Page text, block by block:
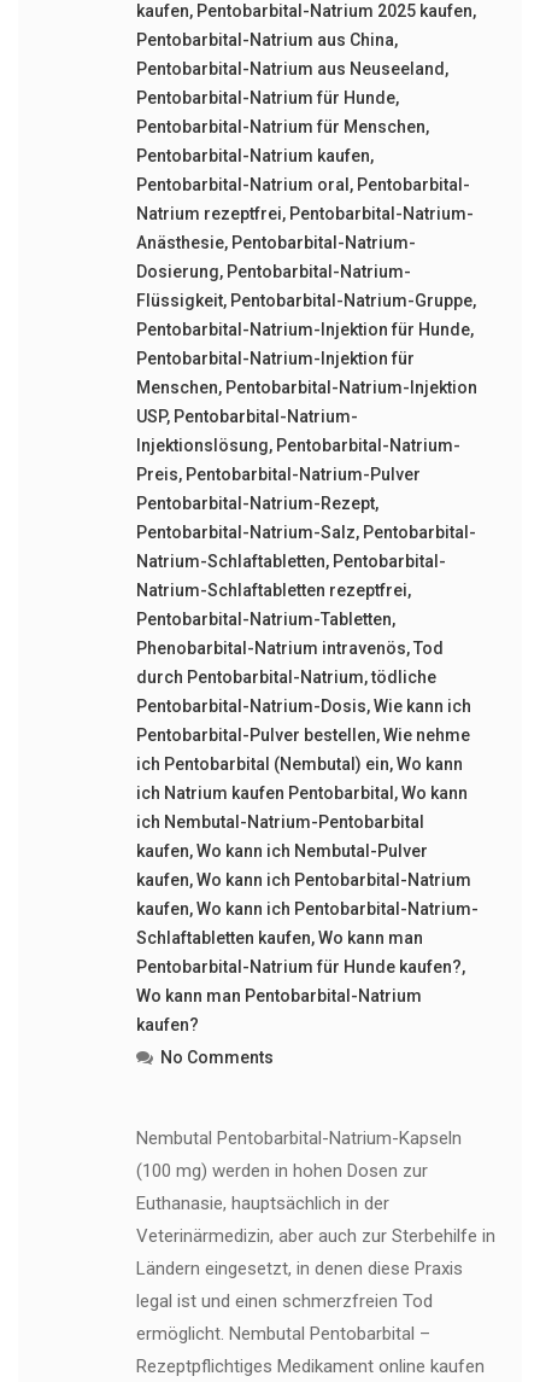
kaufen, Pentobarbital-Natrium 2025 kaufen,
Pentobarbital-Natrium aus China,
Pentobarbital-Natrium aus Neuseeland ,
Pentobarbital-Natrium für Hunde,
Pentobarbital-Natrium für Menschen,
Pentobarbital-Natrium kaufen,
Pentobarbital-Natrium oral , Pentobarbital-
Natrium rezeptfrei, Pentobarbital-Natrium-
Anästhesie, Pentobarbital-Natrium-
Dosierung, Pentobarbital-Natrium-
Flüssigkeit, Pentobarbital-Natrium-Gruppe,
Pentobarbital-Natrium-Injektion für Hunde,
Pentobarbital-Natrium-Injektion für
Menschen, Pentobarbital-Natrium-Injektion
USP, Pentobarbital-Natrium-
Injektionslösung, Pentobarbital-Natrium-
Preis, Pentobarbital-Natrium-Pulver
Pentobarbital-Natrium-Rezept,
Pentobarbital-Natrium-Salz, Pentobarbital-
Natrium-Schlaftabletten, Pentobarbital-
Natrium-Schlaftabletten rezeptfrei,
Pentobarbital-Natrium-Tabletten,
Phenobarbital-Natrium intravenös,Tod
durch Pentobarbital-Natrium,tödliche
Pentobarbital-Natrium-Dosis,Wie kann ich
Pentobarbital-Pulver bestellen,Wie nehme
ich Pentobarbital (Nembutal) ein,Wo kann
ich Natrium kaufen Pentobarbital ,Wo kann
ich Nembutal-Natrium-Pentobarbital
kaufen,Wo kann ich Nembutal-Pulver
kaufen,Wo kann ich Pentobarbital-Natrium
kaufen,Wo kann ich Pentobarbital-Natrium-
Schlaftabletten kaufen,Wo kann man
Pentobarbital-Natrium für Hunde kaufen?,
Wo kann man Pentobarbital-Natrium
kaufen?
No Comments
Nembutal Pentobarbital-Natrium-Kapseln
(100 mg) werden in hohen Dosen zur
Euthanasie, hauptsächlich in der
Veterinärmedizin, aber auch zur Sterbehilfe in
Ländern eingesetzt, in denen diese Praxis
legal ist und einen schmerzfreien Tod
ermöglicht. Nembutal Pentobarbital –
Rezeptpflichtiges Medikament online kaufen